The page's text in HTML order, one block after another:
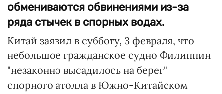
обмениваются обвинениями из-за
ряда стычек в спорных водах.
Китай заявил в субботу, 3 февраля, что
небольшое гражданское судно Филиппин
"незаконно высадилось на берег"
спорного атолла в Южно-Китайском